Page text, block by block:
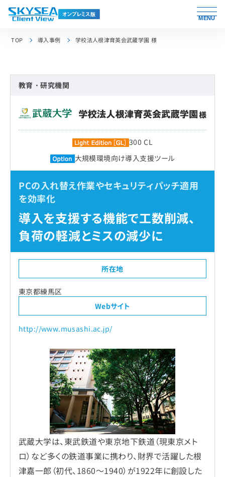
MENU
TOP 導入事例 学校法人根津育英会武蔵学園 様
教育・研究機関
300 CL
大規模環境向け導入支援ツール
PCの入れ替え作業やセキュリティパッチ適用
を効率化
導入を支援する機能で工数削減、
負荷の軽減とミスの減少に
所在地
東京都練馬区
Webサイト
http://www.musashi.ac.jp/
武蔵大学は、東武鉄道や東京地下鉄道（現東京メト
ロ）など多くの鉄道事業に携わり、財界で活躍した根
津嘉一郎（初代、1860～1940）が1922年に創設した